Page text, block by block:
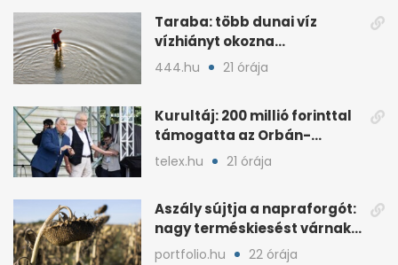
Taraba: több dunai víz
vízhiányt okozna
Szlovákiában
444.hu 21 órája
Kurultáj: 200 millió forinttal
támogatta az Orbán-
kormány a rendezvényt
telex.hu 21 órája
Aszály sújtja a napraforgót:
nagy terméskiesést várnak
a gazdák
portfolio.hu 22 órája